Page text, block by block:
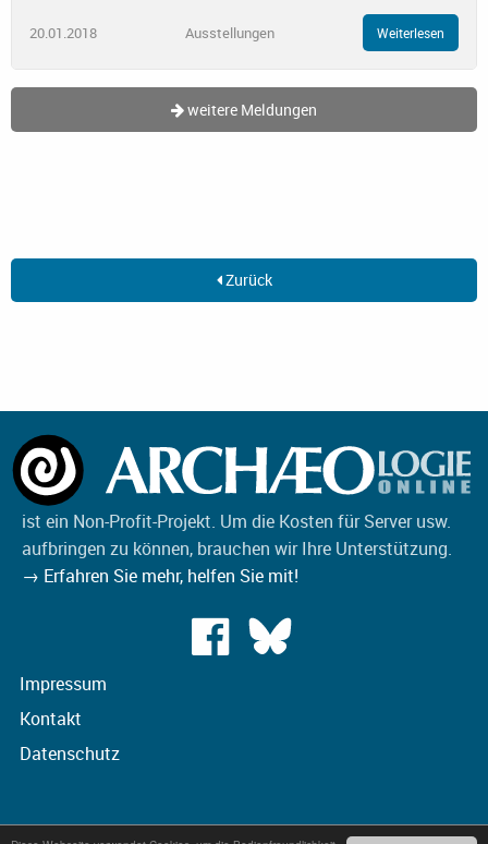
20.01.2018 Ausstellungen Weiterlesen
weitere Meldungen
Zurück
ist ein Non-Profit-Projekt. Um die Kosten für Server usw.
aufbringen zu können, brauchen wir Ihre Unterstützung.
→ Erfahren Sie mehr, helfen Sie mit!
Impressum
Kontakt
Datenschutz